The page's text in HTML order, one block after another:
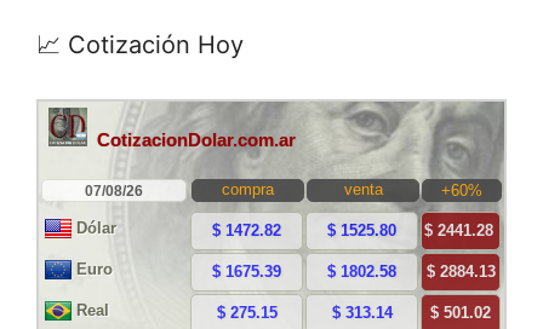
📈 Cotización Hoy